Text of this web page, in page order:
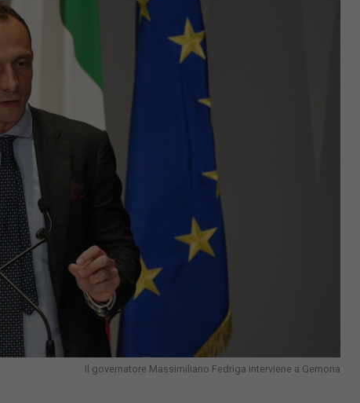
Il governatore Massimiliano Fedriga interviene a Gemona